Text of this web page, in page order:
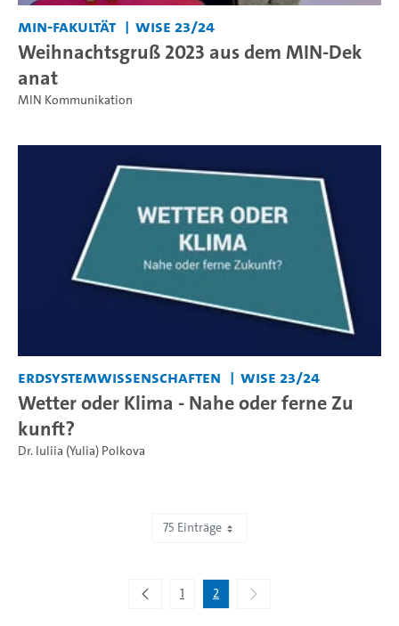
MIN-Fakultät WiSe 23/24
Weihnachtsgruß 2023 aus dem MIN-Dek
anat
MIN Kommunikation
Erdsystemwissenschaften WiSe 23/24
Wetter oder Klima - Nahe oder ferne Zu
kunft?
Dr. Iuliia (Yulia) Polkova
75 Einträge
1 2